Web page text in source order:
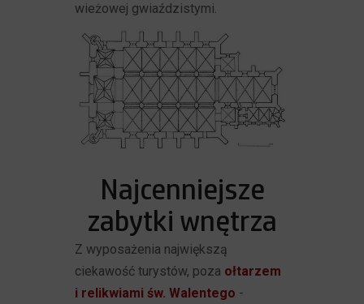
wieżowej gwiaździstymi.
Najcenniejsze
zabytki wnętrza
Z wyposażenia największą
ciekawość turystów, poza ołtarzem
i relikwiami św. Walentego -